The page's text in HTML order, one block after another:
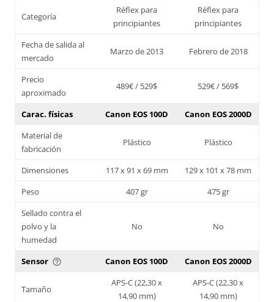
Categoría
Réflex para
principiantes
Réflex para
principiantes
Fecha de salida al
mercado
Marzo de 2013 Febrero de 2018
Precio
aproximado
489€ / 529$ 529€ / 569$
Carac. físicas Canon EOS 100D
Canon EOS 2000D
Material de
fabricación
Plástico Plástico
Dimensiones 117 x 91 x 69 mm
129 x 101 x 78 mm
Peso
407 gr
475 gr
Sellado contra el
polvo y la
humedad
No No
Sensor help_outline Canon EOS 100D Canon EOS 2000D
Tamaño
APS-C (22,30 x
14,90 mm)
APS-C (22,30 x
14,90 mm)